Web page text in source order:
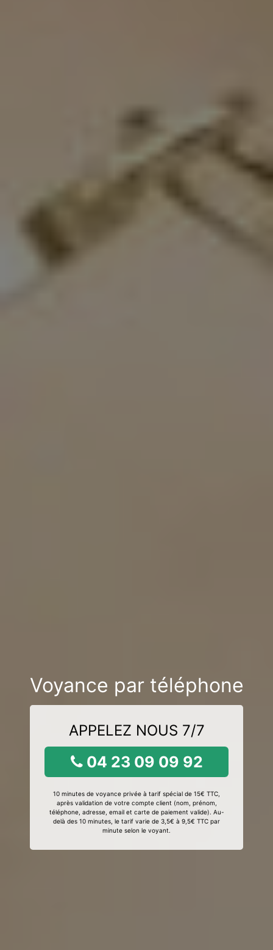
Voyance par téléphone
APPELEZ NOUS 7/7
04 23 09 09 92
10 minutes de voyance privée à tarif spécial de 15€ TTC,
après validation de votre compte client (nom, prénom,
téléphone, adresse, email et carte de paiement valide). Au-
delà des 10 minutes, le tarif varie de 3,5€ à 9,5€ TTC par
minute selon le voyant.